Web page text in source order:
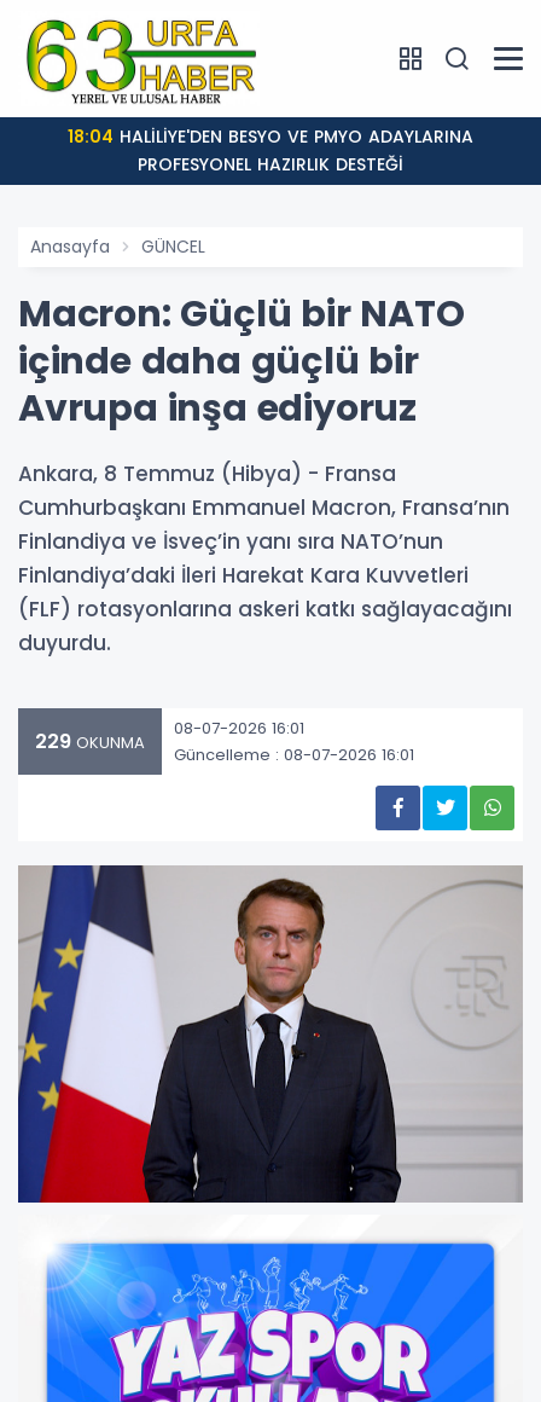
18:04
PROFESYONEL HAZIRLIK DESTEĞİ
Anasayfa GÜNCEL
Macron: Güçlü bir NATO
içinde daha güçlü bir
Avrupa inşa ediyoruz
Ankara, 8 Temmuz (Hibya) - Fransa
Cumhurbaşkanı Emmanuel Macron, Fransa’nın
Finlandiya ve İsveç’in yanı sıra NATO’nun
Finlandiya’daki İleri Harekat Kara Kuvvetleri
(FLF) rotasyonlarına askeri katkı sağlayacağını
duyurdu.
229 OKUNMA
08-07-2026 16:01
Güncelleme : 08-07-2026 16:01